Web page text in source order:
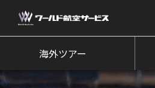
海外ツアー
国内ツアー
海外ツアー